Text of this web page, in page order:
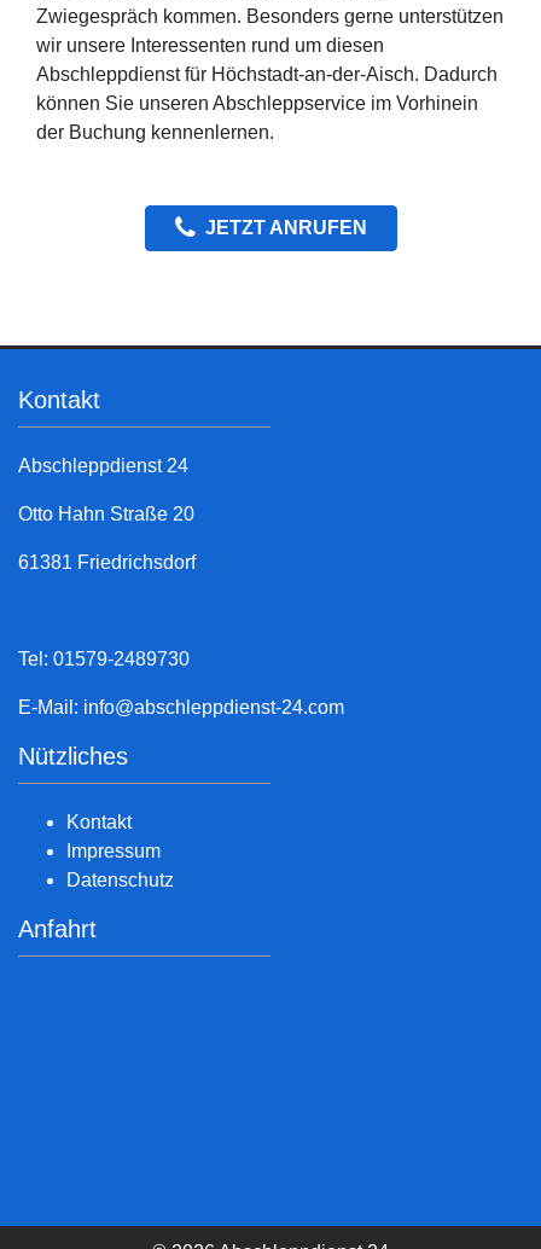
Zwiegespräch kommen. Besonders gerne unterstützen
wir unsere Interessenten rund um diesen
Abschleppdienst für Höchstadt-an-der-Aisch. Dadurch
können Sie unseren Abschleppservice im Vorhinein
der Buchung kennenlernen.
JETZT ANRUFEN
Kontakt
Abschleppdienst 24
Otto Hahn Straße 20
61381 Friedrichsdorf
Tel: 01579-2489730
E-Mail: info@abschleppdienst-24.com
Nützliches
Kontakt
Impressum
Datenschutz
Anfahrt